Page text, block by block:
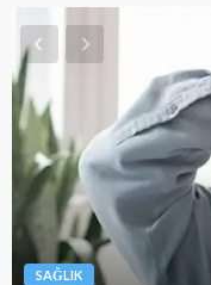
SAĞLIK